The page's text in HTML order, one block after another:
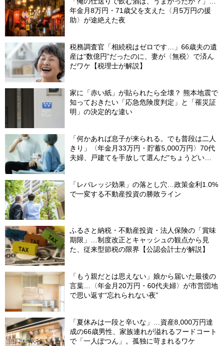
年金月8万円・71歳父を支えた〈月5万円の援
助〉が途絶えた夜
税務調査官「相続税はゼロです…」66歳夫の遺
産は“数億円”だったのに、妻が〈無税〉で済ん
だワケ【税理士が解説】
家に「赤い紙」が貼られたら全壊？ 熊本地震で
知っておきたい「応急危険度判定」と「罹災証
明」の決定的な違い
「何かあれば息子が来られる。でも普段は二人
きり」〈年金月33万円・貯蓄5,000万円〉70代
夫婦、戸建てを手放して選んだ“ちょうどいい
「レバレッジ効果」の落とし穴…政策金利1.0%
で一変する不動産投資の勝敗ライン
ふるさと納税・不動産投資・法人保険の「賞味
期限」…制度改正とキャッシュの観点から見
た、従来型節税の限界【公認会計士が解説】
「もう親だとは思えない」娘から届いた最後の
言葉…〈年金月20万円・60代夫婦〉が市営団地
で思い返す“忘れられない夜”
「夏休みは一段と辛いな」…資産8,000万円達
成の66歳男性、家族連れが溢れるフードコート
で「一人ぽつん」。孤独に苛まれるワケ